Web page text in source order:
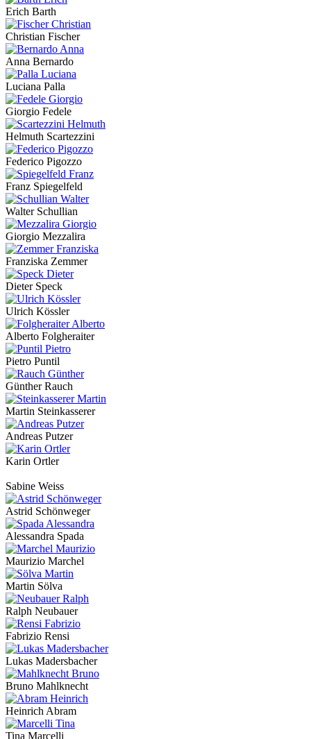
Erich Barth
Christian Fischer
Anna Bernardo
Luciana Palla
Giorgio Fedele
Helmuth Scartezzini
Federico Pigozzo
Franz Spiegelfeld
Walter Schullian
Giorgio Mezzalira
Franziska Zemmer
Dieter Speck
Ulrich Kössler
Alberto Folgheraiter
Pietro Puntil
Günther Rauch
Martin Steinkasserer
Andreas Putzer
Karin Ortler
Sabine Weiss
Astrid Schönweger
Alessandra Spada
Maurizio Marchel
Martin Sölva
Ralph Neubauer
Fabrizio Rensi
Lukas Madersbacher
Bruno Mahlknecht
Heinrich Abram
Tina Marcelli